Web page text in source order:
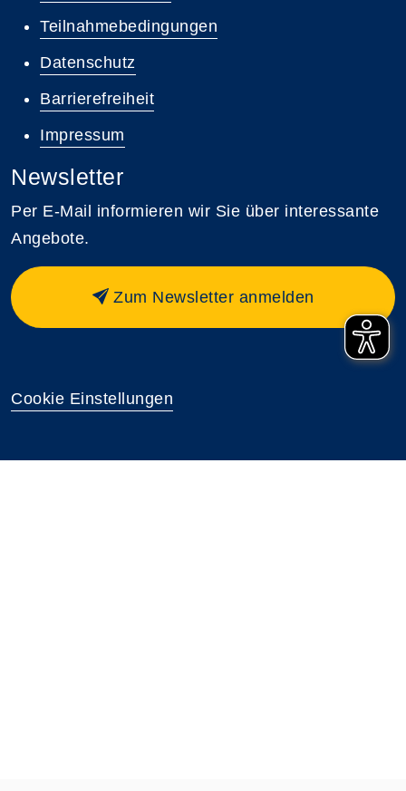
Teilnahmebedingungen
Datenschutz
Barrierefreiheit
Impressum
Newsletter
Per E-Mail informieren wir Sie über interessante
Angebote.
Zum Newsletter anmelden
Cookie Einstellungen